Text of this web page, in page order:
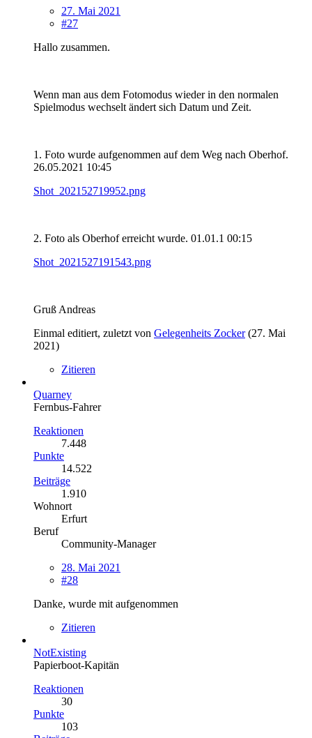
27. Mai 2021
#27
Hallo zusammen.
Wenn man aus dem Fotomodus wieder in den normalen
Spielmodus wechselt ändert sich Datum und Zeit.
1. Foto wurde aufgenommen auf dem Weg nach Oberhof.
26.05.2021 10:45
Shot_202152719952.png
2. Foto als Oberhof erreicht wurde. 01.01.1 00:15
Shot_2021527191543.png
Gruß Andreas
Einmal editiert, zuletzt von Gelegenheits Zocker(27. Mai
2021)
Zitieren
Quarney
Fernbus-Fahrer
Reaktionen
7.448
Punkte
14.522
Beiträge
1.910
Wohnort
Erfurt
Beruf
Community-Manager
28. Mai 2021
#28
Danke, wurde mit aufgenommen
Zitieren
NotExisting
Papierboot-Kapitän
Reaktionen
30
Punkte
103